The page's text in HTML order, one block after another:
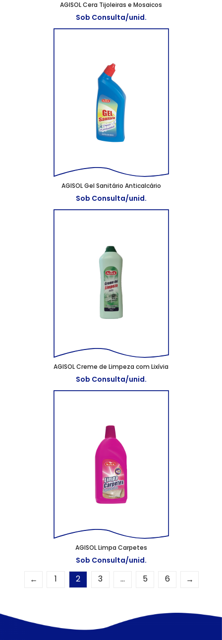
AGISOL Cera Tijoleiras e Mosaicos
Sob Consulta/unid.
AGISOL Gel Sanitário Anticalcário
Sob Consulta/unid.
AGISOL Creme de Limpeza com Lixívia
Sob Consulta/unid.
AGISOL Limpa Carpetes
Sob Consulta/unid.
← 1 2 3 … 5 6 →